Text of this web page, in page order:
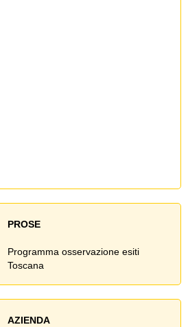
PROSE
Programma osservazione esiti
Toscana
AZIENDA